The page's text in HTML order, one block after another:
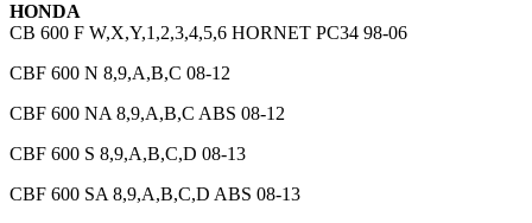
HONDA
CB 600 F W,X,Y,1,2,3,4,5,6 HORNET PC34 98-06
CBF 600 N 8,9,A,B,C 08-12
CBF 600 NA 8,9,A,B,C ABS 08-12
CBF 600 S 8,9,A,B,C,D 08-13
CBF 600 SA 8,9,A,B,C,D ABS 08-13